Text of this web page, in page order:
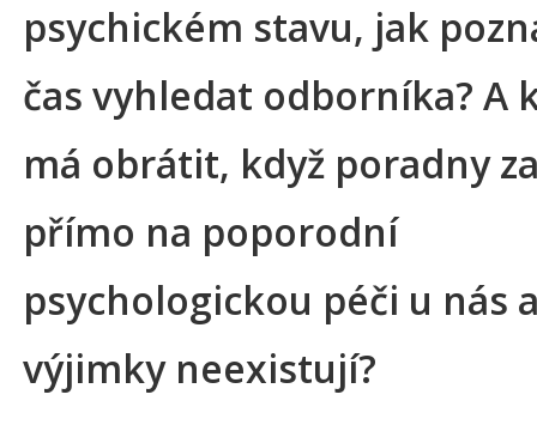
psychickém stavu, jak
čas vyhledat odborníka? A
má obrátit, když poradny
přímo na poporodní
psychologickou péči u nás
výjimky neexistují?